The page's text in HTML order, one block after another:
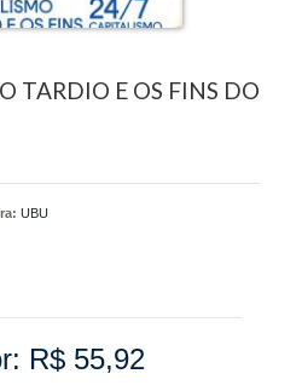
TARDIO E OS FINS DO
UBU
R$ 55,92